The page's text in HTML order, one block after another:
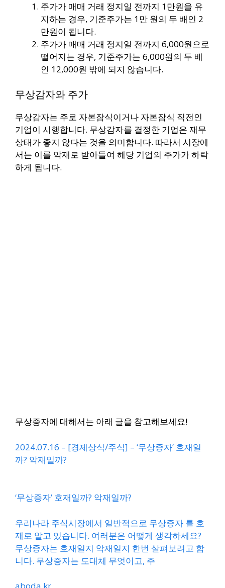
주가가 매매 거래 정지일 전까지 1만원을 유
지하는 경우, 기준주가는 1만 원의 두 배인 2
만원이 됩니다.
주가가 매매 거래 정지일 전까지 6,000원으로
떨어지는 경우, 기준주가는 6,000원의 두 배
인 12,000원 밖에 되지 않습니다.
무상감자와 주가
무상감자는 주로 자본잠식이거나 자본잠식 직전인
기업이 시행합니다. 무상감자를 결정한 기업은 재무
상태가 좋지 않다는 것을 의미합니다. 따라서 시장에
서는 이를 악재로 받아들여 해당 기업의 주가가 하락
하게 됩니다.
무상증자에 대해서는 아래 글을 참고해보세요!
2024.07.16 – [경제상식/주식] – ‘무상증자’ 호재일
까? 악재일까?
‘무상증자’ 호재일까? 악재일까?
우리나라 주식시장에서 일반적으로 무상증자 를 호
재로 알고 있습니다. 여러분은 어떻게 생각하세요?
무상증자는 호재일지 악재일지 한번 살펴보려고 합
니다. 무상증자는 도대체 무엇이고, 주